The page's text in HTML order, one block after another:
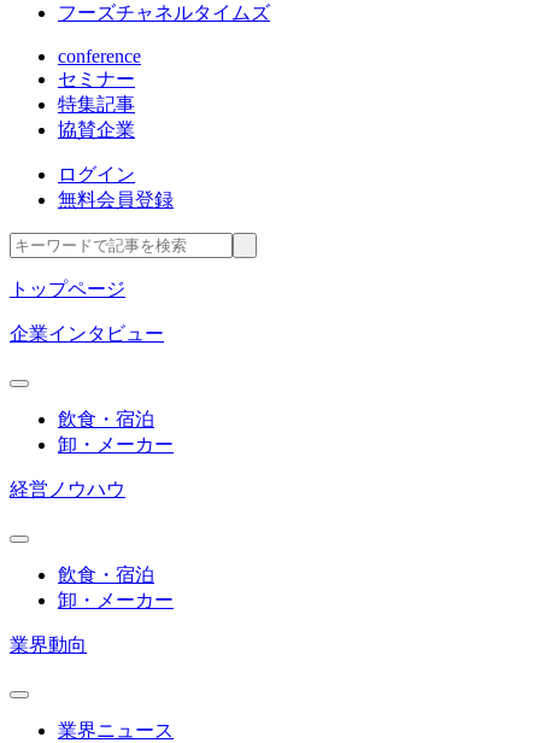
フーズチャネルタイムズ
conference
セミナー
特集記事
協賛企業
ログイン
無料会員登録
トップページ
企業インタビュー
飲食・宿泊
卸・メーカー
経営ノウハウ
飲食・宿泊
卸・メーカー
業界動向
業界ニュース